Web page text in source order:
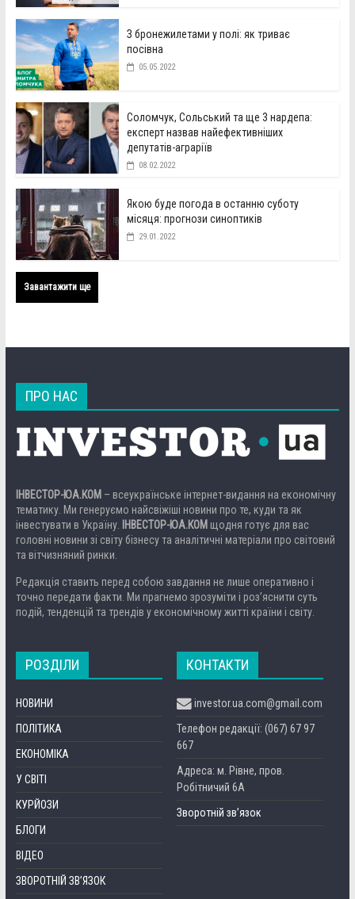
З бронежилетами у полі: як триває
посівна
05.05.2022
Соломчук, Сольський та ще 3 нардепа:
експерт назвав найефективніших
депутатів-аграріїв
08.02.2022
Якою буде погода в останню суботу
місяця: прогнози синоптиків
29.01.2022
Завантажити ще
ПРО НАС
ІНВЕСТОР-ЮА.КОМ – всеукраїнське інтернет-видання на економічну
тематику. Ми генеруємо найсвіжіші новини про те, куди та як
інвестувати в Україну.
ІНВЕСТОР-ЮА.КОМ щодня готує для вас
головні новини зі світу бізнесу та аналітичні матеріали про світовий
та вітчизняний ринки.
Редакція ставить перед собою завдання не лише оперативно і
точно передати факти. Ми прагнемо зрозуміти і роз’яснити суть
подій, тенденцій та трендів у економічному житті країни і світу.
РОЗДІЛИ
НОВИНИ
ПОЛІТИКА
ЕКОНОМІКА
У СВІТІ
КУРЙОЗИ
БЛОГИ
ВІДЕО
ЗВОРОТНІЙ ЗВ’ЯЗОК
КОНТАКТИ
investor.ua.com@gmail.com
Телефон редакції: (067) 67 97
667
Адреса: м. Рівне, пров.
Робітничий 6А
Зворотній зв’язок